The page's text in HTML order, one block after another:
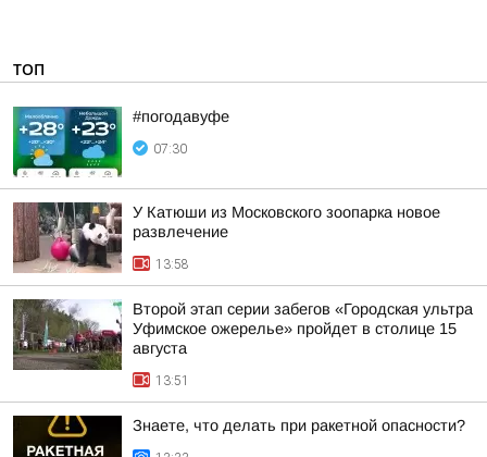
ТОП
#погодавуфе
07:30
У Катюши из Московского зоопарка новое
развлечение
13:58
Второй этап серии забегов «Городская ультра
Уфимское ожерелье» пройдет в столице 15
августа
13:51
Знаете, что делать при ракетной опасности?